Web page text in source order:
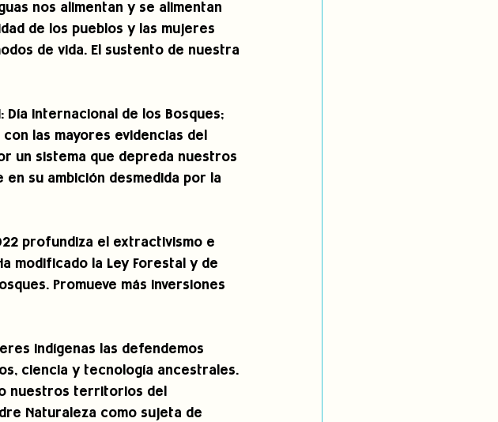
nos alimentan y se alimentan
de los pueblos y las mujeres
de vida. El sustento de nuestra
Internacional de los Bosques;
las mayores evidencias del
un sistema que depreda nuestros
su ambición desmedida por la
profundiza el extractivismo e
modificado la Ley Forestal y de
Promueve más inversiones
indígenas las defendemos
ciencia y tecnología ancestrales.
nuestros territorios del
Naturaleza como sujeta de